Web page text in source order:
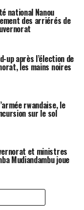
national Nanou
des arriérés de
up après l’élection de
les mains noires
rwandaise, le
sur le sol
et ministres
Mudiandambu joue